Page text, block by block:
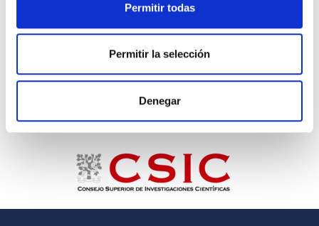
Permitir todas
Permitir la selección
Denegar